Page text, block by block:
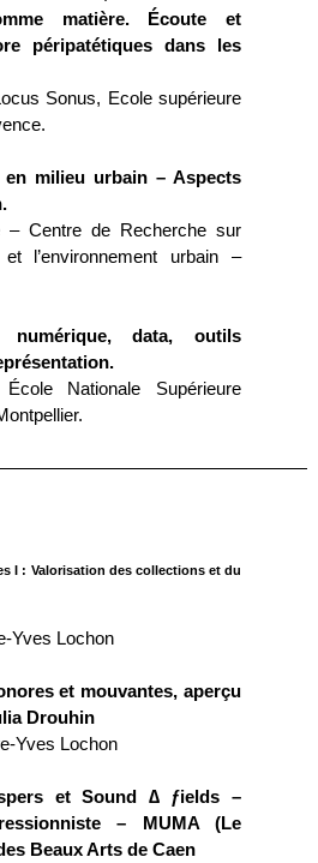
matière. Écoute et
péripatétiques dans les
Sonus, Ecole supérieure
en milieu urbain – Aspects
– Centre de Recherche sur
et l’environnement urbain –
numérique, data, outils
Nationale Supérieure
I : Valorisation des collections et du
Yves Lochon
et mouvantes, aperçu
Drouhin
Yves Lochon
et Sound ∆ ƒields –
– MUMA (Le
Beaux Arts de Caen